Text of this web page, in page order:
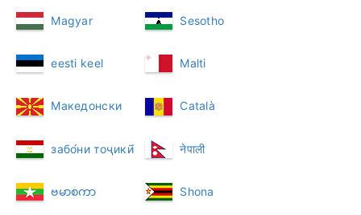
Magyar Sesotho
eesti keel Malti
Македонски Català
забо́ни тоҷикӣ́ नेपाली
ဗမာစကာ Shona